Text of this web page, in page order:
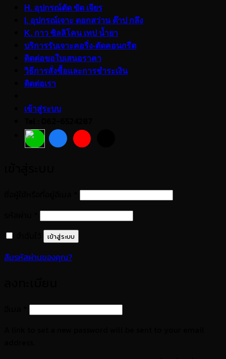
H. อุปกรณ์ตัด ขัด เจียร
I. อุปกรณ์เจาะ ดอกสว่าน ต๊าป กลึง
K. กาว ซิลลิโคน เทป น้ำยา
บริการรับเจาะคอริ่ง-ตัดคอนกรีต
ติดต่อขอใบเสนอราคา
วิธีการสั่งซื้อและการชำระเงิน
ติดต่อเรา
เข้าสู่ระบบ
ต้องการ
ต้องการ
เข้าสู่ระบบ
ลืมรหัสผ่านของคุณ?
ต้องการ